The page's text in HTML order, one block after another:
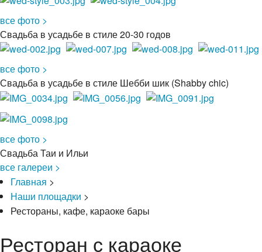
все фото >
Свадьба в усадьбе в стиле 20-30 годов
все фото >
Свадьба в усадьбе в стиле Шебби шик (Shabby chic)
все фото >
Свадьба Таи и Ильи
все галереи >
Главная >
Наши площадки >
Рестораны, кафе, караоке бары
Ресторан с караоке